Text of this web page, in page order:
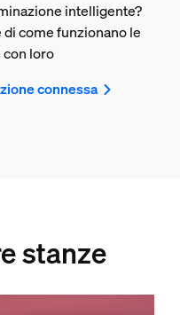
intelligente?
come funzionano le
loro
connessa
stanze